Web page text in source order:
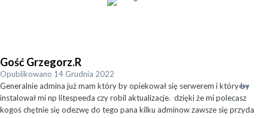
Gość Grzegorz.R
Opublikowano 14 Grudnia 2022
Generalnie admina już mam który by opiekował się serwerem i który by
instalował mi np litespeeda czy robil aktualizacje. dzięki że mi polecasz
kogoś chętnie się odezwę do tego pana kilku adminow zawsze się przyda